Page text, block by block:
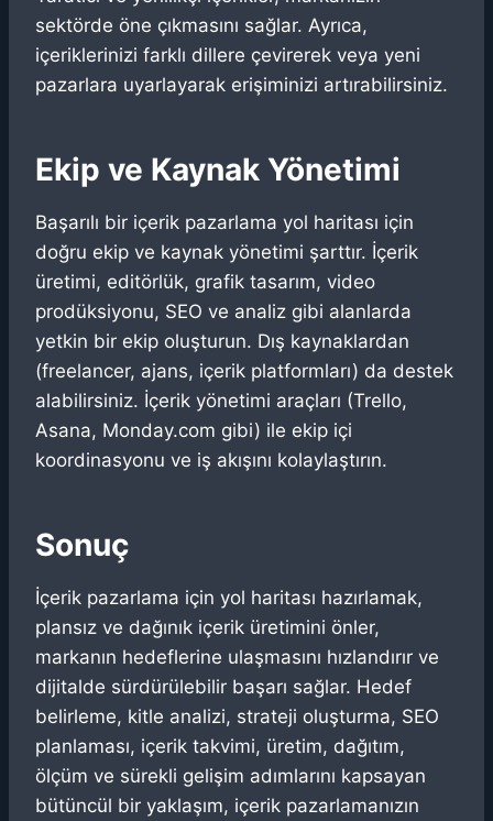
sektörde öne çıkmasını sağlar. Ayrıca,
içeriklerinizi farklı dillere çevirerek veya yeni
pazarlara uyarlayarak erişiminizi artırabilirsiniz.
Ekip ve Kaynak Yönetimi
Başarılı bir içerik pazarlama yol haritası için
doğru ekip ve kaynak yönetimi şarttır. İçerik
üretimi, editörlük, grafik tasarım, video
prodüksiyonu, SEO ve analiz gibi alanlarda
yetkin bir ekip oluşturun. Dış kaynaklardan
(freelancer, ajans, içerik platformları) da destek
alabilirsiniz. İçerik yönetimi araçları (Trello,
Asana, Monday.com gibi) ile ekip içi
koordinasyonu ve iş akışını kolaylaştırın.
Sonuç
İçerik pazarlama için yol haritası hazırlamak,
plansız ve dağınık içerik üretimini önler,
markanın hedeflerine ulaşmasını hızlandırır ve
dijitalde sürdürülebilir başarı sağlar. Hedef
belirleme, kitle analizi, strateji oluşturma, SEO
planlaması, içerik takvimi, üretim, dağıtım,
ölçüm ve sürekli gelişim adımlarını kapsayan
bütüncül bir yaklaşım, içerik pazarlamanızın